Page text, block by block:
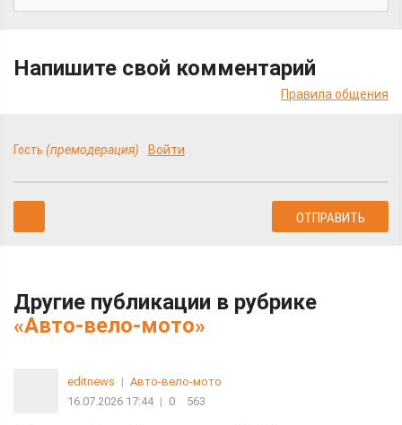
Напишите свой комментарий
Правила общения
Гость (премодерация) Войти
Другие публикации в рубрике
«Авто-вело-мото»
editnews | Авто-вело-мото
16.07.2026 17:44 | 0 563